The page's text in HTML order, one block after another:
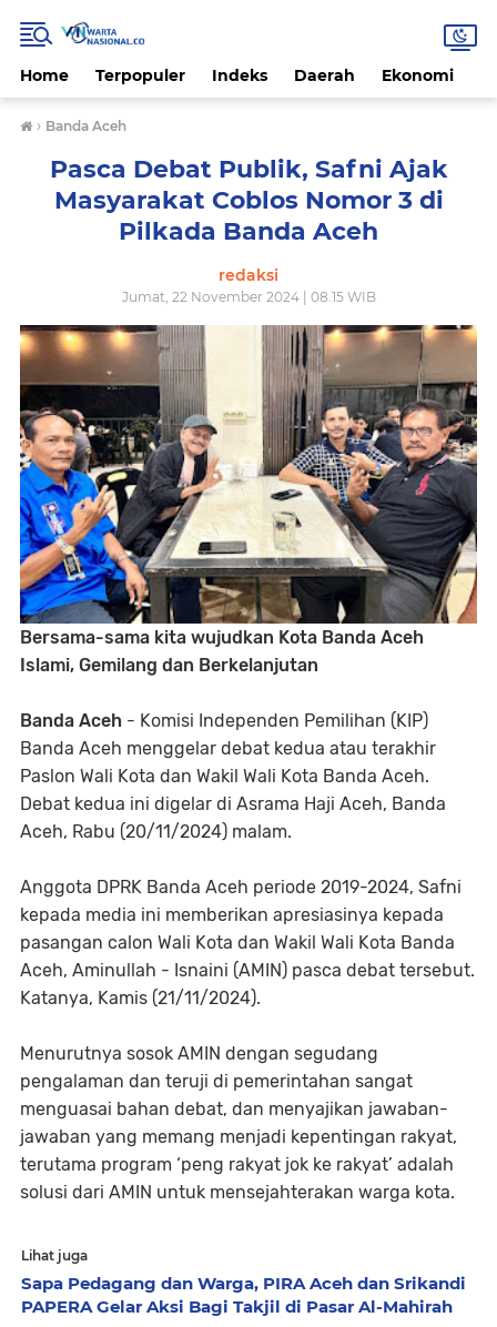
Home Terpopuler Indeks Daerah Ekonomi
› Banda Aceh
Pasca Debat Publik, Safni Ajak
Masyarakat Coblos Nomor 3 di
Pilkada Banda Aceh
redaksi
Jumat, 22 November 2024 | 08.15 WIB
Bersama-sama kita wujudkan Kota Banda Aceh
Islami, Gemilang dan Berkelanjutan
Banda Aceh - Komisi Independen Pemilihan (KIP)
Banda Aceh menggelar debat kedua atau terakhir
Paslon Wali Kota dan Wakil Wali Kota Banda Aceh.
Debat kedua ini digelar di Asrama Haji Aceh, Banda
Aceh, Rabu (20/11/2024) malam.
Anggota DPRK Banda Aceh periode 2019-2024, Safni
kepada media ini memberikan apresiasinya kepada
pasangan calon Wali Kota dan Wakil Wali Kota Banda
Aceh, Aminullah - Isnaini (AMIN) pasca debat tersebut.
Katanya, Kamis (21/11/2024).
Menurutnya sosok AMIN dengan segudang
pengalaman dan teruji di pemerintahan sangat
menguasai bahan debat, dan menyajikan jawaban-
jawaban yang memang menjadi kepentingan rakyat,
terutama program ‘peng rakyat jok ke rakyat’ adalah
solusi dari AMIN untuk mensejahterakan warga kota.
Lihat juga
Sapa Pedagang dan Warga, PIRA Aceh dan Srikandi
PAPERA Gelar Aksi Bagi Takjil di Pasar Al-Mahirah